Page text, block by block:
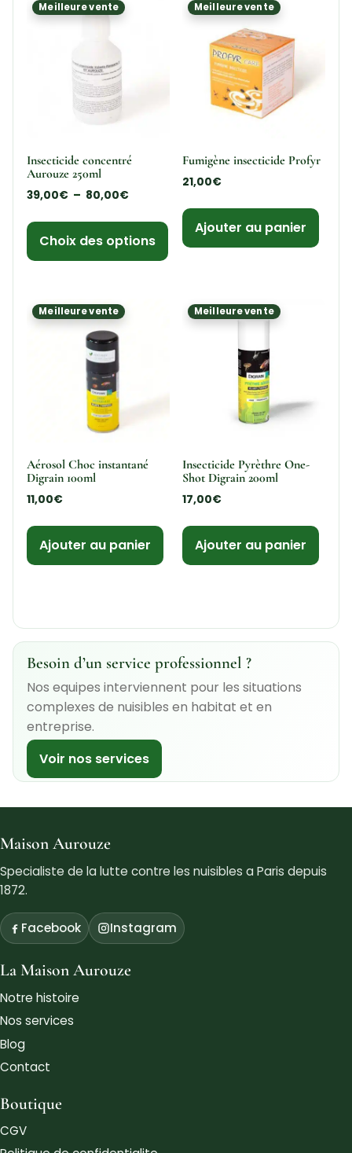
Meilleure vente
Insecticide concentré
Aurouze 250ml
39,00€ – 80,00€
Choix des options
Meilleure vente
Fumigène insecticide Profyr
21,00€
Ajouter au panier
Meilleure vente
Aérosol Choc instantané
Digrain 100ml
11,00€
Ajouter au panier
Meilleure vente
Insecticide Pyrèthre One-
Shot Digrain 200ml
17,00€
Ajouter au panier
Besoin d’un service professionnel ?
Nos equipes interviennent pour les situations
complexes de nuisibles en habitat et en
entreprise.
Voir nos services
Maison Aurouze
Specialiste de la lutte contre les nuisibles a Paris depuis
1872.
Facebook Instagram
La Maison Aurouze
Notre histoire
Nos services
Blog
Contact
Boutique
CGV